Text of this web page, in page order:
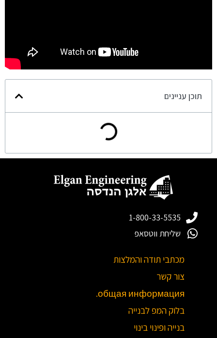
תוכן עניינים
1-800-33-5535
שליחת ווטסאפ
מכתבי תודה והמלצות
צור קשר
общая информация.
בלוק המפ לבנייה
בנייה ופינוי בינוי